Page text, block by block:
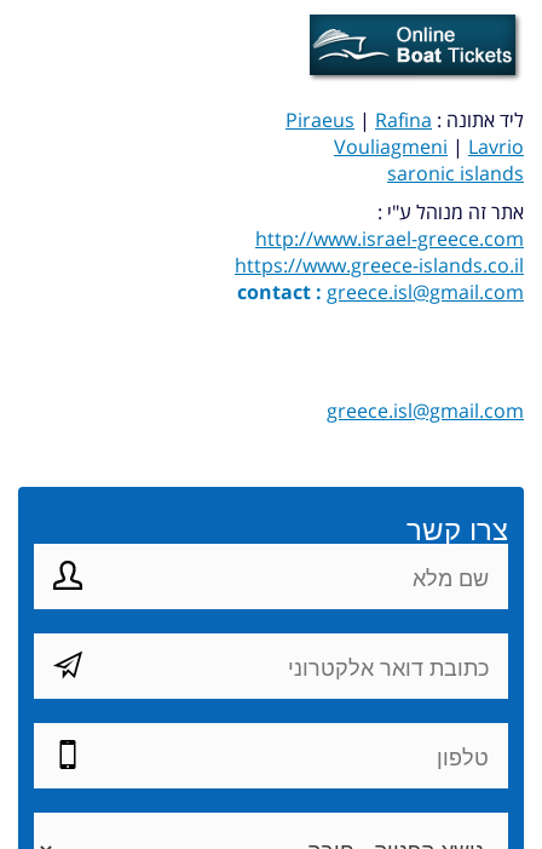
ליד אתונה : Piraeus | Rafina
Vouliagmeni | Lavrio
saronic islands
אתר זה מנוהל ע"י :
http://www.israel-greece.com
https://www.greece-islands.co.il
contact : greece.isl@gmail.com
greece.isl@gmail.com